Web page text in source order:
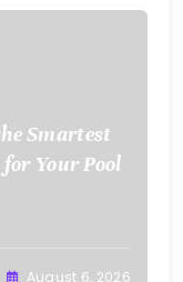
Smartest
Your Pool
August 6, 2026